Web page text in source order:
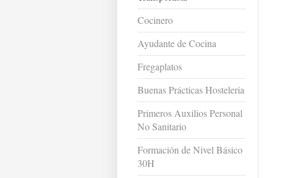
Cocinero
Ayudante de Cocina
Fregaplatos
Buenas Prácticas Hosteleria
Primeros Auxilios Personal
No Sanitario
Formación de Nivel Básico
30H